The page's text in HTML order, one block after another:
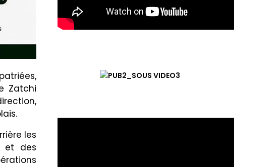
Zatchi
les
et des